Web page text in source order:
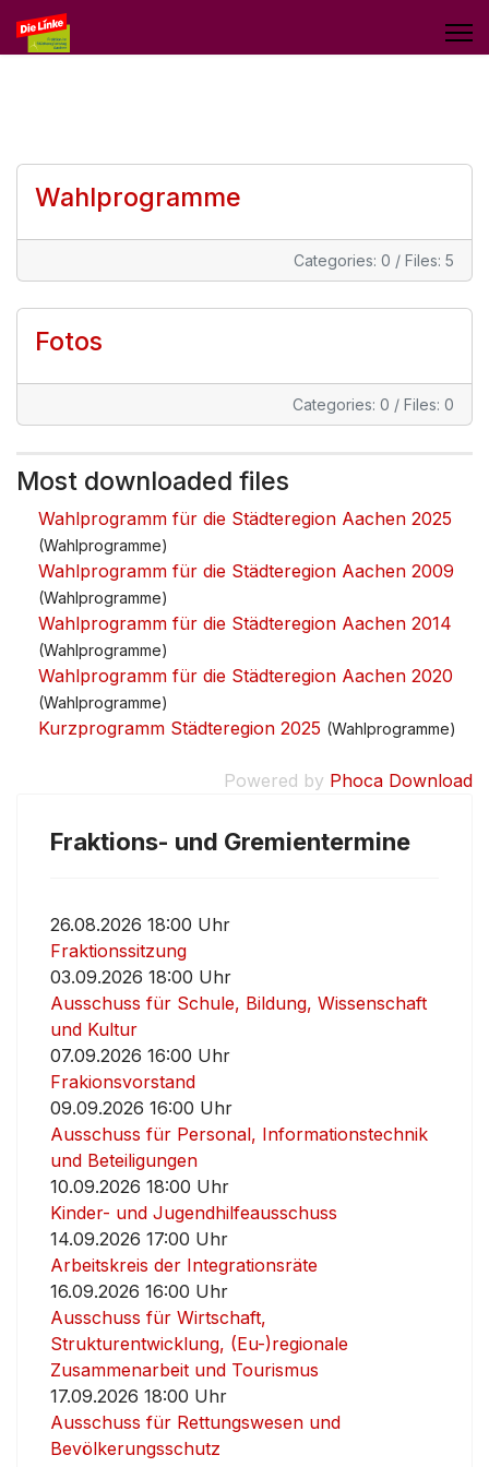
Wahlprogramme
Categories: 0 / Files: 5
Fotos
Categories: 0 / Files: 0
Most downloaded files
Wahlprogramm für die Städteregion Aachen 2025
(Wahlprogramme)
Wahlprogramm für die Städteregion Aachen 2009
(Wahlprogramme)
Wahlprogramm für die Städteregion Aachen 2014
(Wahlprogramme)
Wahlprogramm für die Städteregion Aachen 2020
(Wahlprogramme)
Kurzprogramm Städteregion 2025 (Wahlprogramme)
Powered by Phoca Download
Fraktions- und Gremientermine
26.08.2026 18:00 Uhr
Fraktionssitzung
03.09.2026 18:00 Uhr
Ausschuss für Schule, Bildung, Wissenschaft
und Kultur
07.09.2026 16:00 Uhr
Frakionsvorstand
09.09.2026 16:00 Uhr
Ausschuss für Personal, Informationstechnik
und Beteiligungen
10.09.2026 18:00 Uhr
Kinder- und Jugendhilfeausschuss
14.09.2026 17:00 Uhr
Arbeitskreis der Integrationsräte
16.09.2026 16:00 Uhr
Ausschuss für Wirtschaft,
Strukturentwicklung, (Eu-)regionale
Zusammenarbeit und Tourismus
17.09.2026 18:00 Uhr
Ausschuss für Rettungswesen und
Bevölkerungsschutz